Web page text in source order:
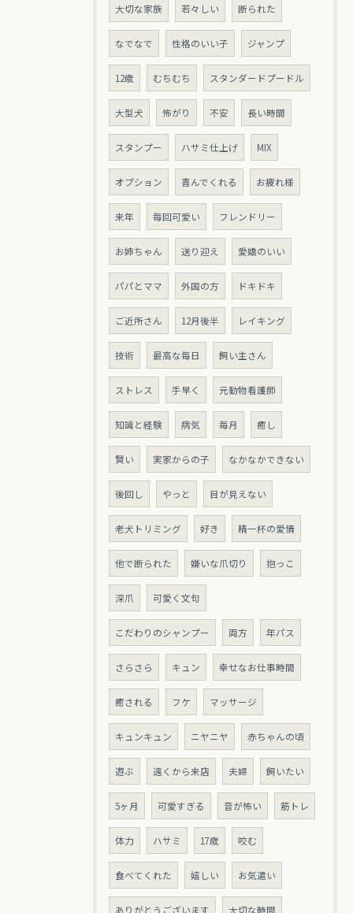
大切な家族 若々しい 断られた
なでなで 性格のいい子 ジャンプ
12歳 むちむち スタンダードプードル
大型犬 怖がり 不安 長い時間
スタンプー ハサミ仕上げ MIX
オプション 喜んでくれる お疲れ様
来年 毎回可愛い フレンドリー
お姉ちゃん 送り迎え 愛嬌のいい
パパとママ 外国の方 ドキドキ
ご近所さん 12月後半 レイキング
技術 最高な毎日 飼い主さん
ストレス 手早く 元動物看護師
知識と経験 病気 毎月 癒し
賢い 実家からの子 なかなかできない
後回し やっと 目が見えない
老犬トリミング 好き 精一杯の愛情
他で断られた 嫌いな爪切り 抱っこ
深爪 可愛く文句
こだわりのシャンプー 両方 年パス
さらさら キュン 幸せなお仕事時間
癒される フケ マッサージ
キュンキュン ニヤニヤ 赤ちゃんの頃
遊ぶ 遠くから来店 夫婦 飼いたい
5ヶ月 可愛すぎる 音が怖い 筋トレ
体力 ハサミ 17歳 咬む
食べてくれた 嬉しい お気遣い
ありがとうございます 大切な時間